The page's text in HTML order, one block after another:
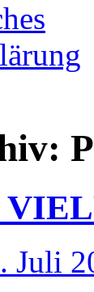
Juli